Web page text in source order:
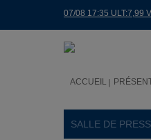
07/08 17:35 ULT:7,99
ACCUEIL
SALLE DE